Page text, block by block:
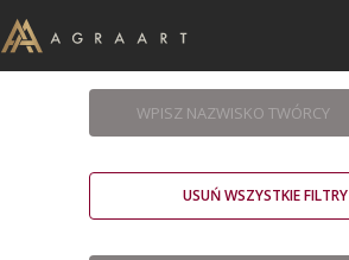
USUŃ WSZYSTKIE FILTRY